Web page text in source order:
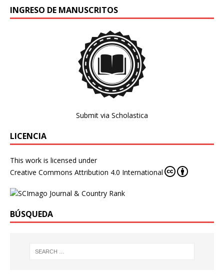
INGRESO DE MANUSCRITOS
Submit via Scholastica
LICENCIA
This work is licensed under
Creative Commons Attribution 4.0 International
BÚSQUEDA